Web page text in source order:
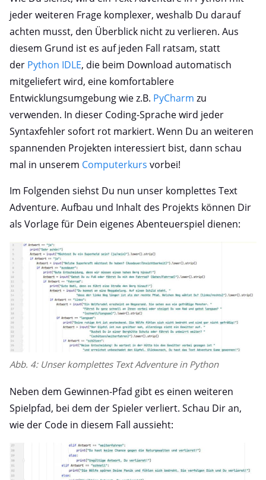
jeder weiteren Frage komplexer, weshalb Du darauf
achten musst, den Überblick nicht zu verlieren. Aus
diesem Grund ist es auf jeden Fall ratsam, statt
der Python IDLE, die beim Download automatisch
mitgeliefert wird, eine komfortablere
Entwicklungsumgebung wie z.B. PyCharm zu
verwenden. In dieser Coding-Sprache wird jeder
Syntaxfehler sofort rot markiert. Wenn Du an weiteren
spannenden Projekten interessiert bist, dann schau
mal in unserem Computerkurs vorbei!
Im Folgenden siehst Du nun unser komplettes Text
Adventure. Aufbau und Inhalt des Projekts können Dir
als Vorlage für Dein eigenes Abenteuerspiel dienen:
Abb. 4: Unser komplettes Text Adventure in Python
Neben dem Gewinnen-Pfad gibt es einen weiteren
Spielpfad, bei dem der Spieler verliert. Schau Dir an,
wie der Code in diesem Fall aussieht: